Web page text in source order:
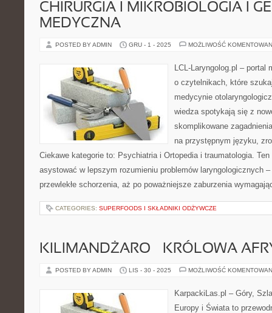
CHIRURGIA I MIKROBIOLOGIA I
MEDYCZNA
POSTED BY ADMIN GRU - 1 - 2025 MOŻLIWOŚĆ
LCL-Laryngolog.pl –
o czytelnikach, które
medycynie
wiedza spotykają się z
skomplikowane
na przystępnym języku,
Ciekawe kategorie to: Psychiatria i Ortopedia i traumatologia. Ten
asystować w lepszym rozumieniu problemów laryngologicznych
przewlekłe schorzenia, aż po poważniejsze zaburzenia
CATEGORIES: SUPERFOODS I SKŁADNIKI ODŻYWCZE
KILIMANDŻARO – KRÓLOWA
POSTED BY ADMIN LIS - 30 - 2025 MOŻLIWOŚĆ
KarpackiLas.pl – Góry,
Europy i Świata to